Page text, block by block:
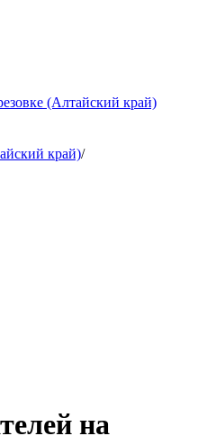
(Алтайский край)
край)/
на